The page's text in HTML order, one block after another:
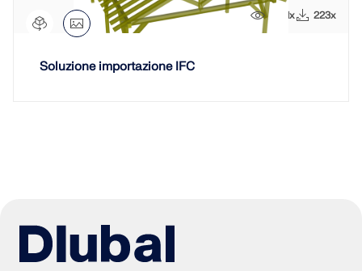
2821x 223x
Soluzione importazione IFC